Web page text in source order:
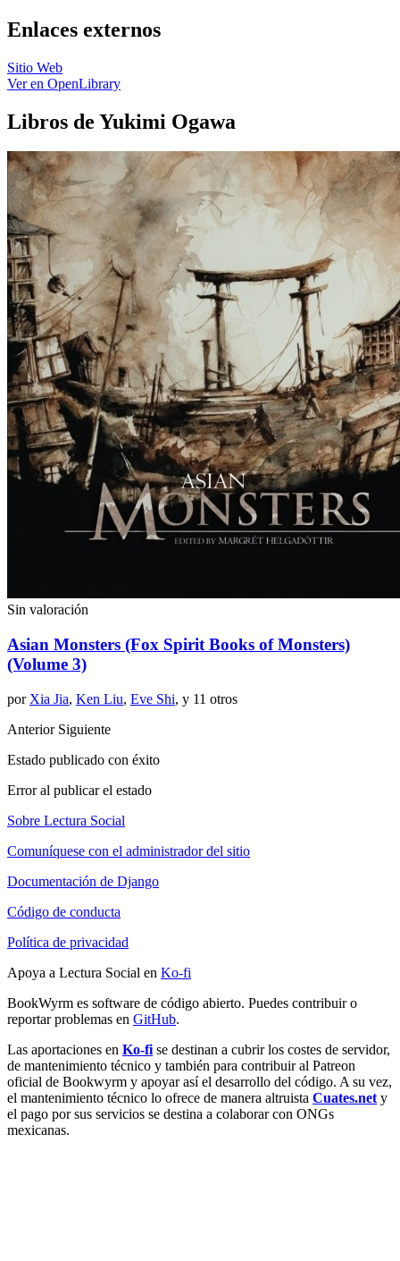
Enlaces externos
Sitio Web
Ver en OpenLibrary
Libros de Yukimi Ogawa
Sin valoración
Asian Monsters (Fox Spirit Books of Monsters)
(Volume 3)
por Xia Jia, Ken Liu, Eve Shi, y 11 otros
Anterior Siguiente
Estado publicado con éxito
Error al publicar el estado
Sobre Lectura Social
Comuníquese con el administrador del sitio
Documentación de Django
Código de conducta
Política de privacidad
Apoya a Lectura Social en Ko-fi
BookWyrm es software de código abierto. Puedes contribuir o
reportar problemas en GitHub.
Las aportaciones en Ko-fi se destinan a cubrir los costes de servidor,
de mantenimiento técnico y también para contribuir al Patreon
oficial de Bookwyrm y apoyar así el desarrollo del código. A su vez,
el mantenimiento técnico lo ofrece de manera altruista Cuates.net y
el pago por sus servicios se destina a colaborar con ONGs
mexicanas.